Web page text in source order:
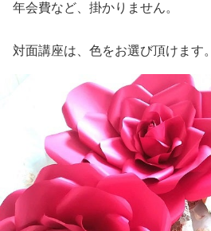
年会費など、掛かりません。
対面講座は、色をお選び頂けます。